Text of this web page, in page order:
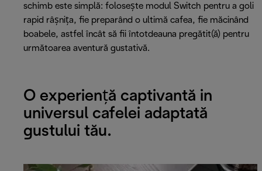
schimb este simplă: folosește modul Switch pentru a goli
rapid râșnița, fie preparând o ultimă cafea, fie măcinând
boabele, astfel încât să fii întotdeauna pregătit(ă) pentru
următoarea aventură gustativă.
O experiență captivantă in
universul cafelei adaptată
gustului tău.